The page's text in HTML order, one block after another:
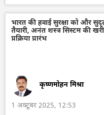
भारत सरकार
भारतीय सेना
आतंकवादी
बैलिस्टिक
भारत की हवाई सुरक्षा को और
तैयारी, अनंत शस्त्र सिस्टम की
प्रक्रिया प्रारंभ
कृष्णमोहन मिश्रा
1 अक्टूबर 2025, 12:53